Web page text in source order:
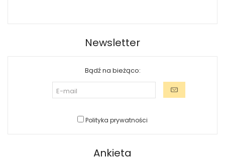
Newsletter
Bądź na bieżąco:
Polityka prywatności
Ankieta